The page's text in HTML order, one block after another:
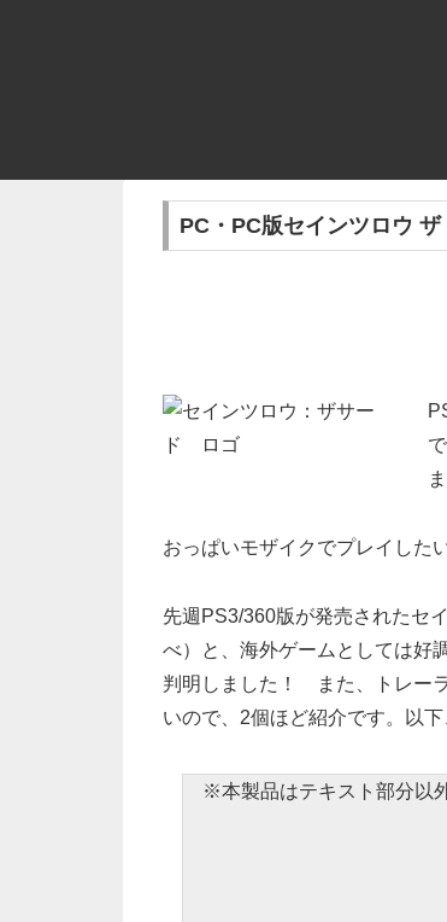
PC・PC版セインツロウ
おっぱいモザイクでプレイした
先週PS3/360版が発売されたセ
べ）と、海外ゲームとしては好
判明しました！ また、トレー
いので、2個ほど紹介です。以下
※本製品はテキスト部分以